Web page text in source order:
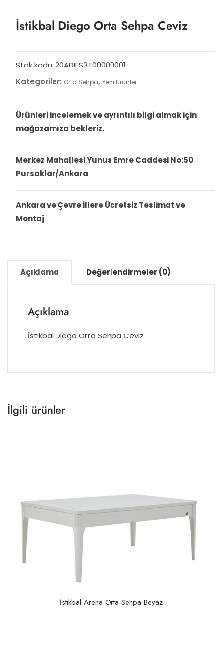
İstikbal Diego Orta Sehpa Ceviz
Stok kodu: 20ADIES3T00000001
Kategoriler: Orta Sehpa, Yeni Ürünler
Ürünleri incelemek ve ayrıntılı bilgi almak için
mağazamıza bekleriz.
Merkez Mahallesi Yunus Emre Caddesi No:50
Pursaklar/Ankara
Ankara ve Çevre İllere Ücretsiz Teslimat ve
Montaj
Açıklama Değerlendirmeler (0)
Açıklama
İstikbal Diego Orta Sehpa Ceviz
İlgili ürünler
İstikbal Arena Orta Sehpa Beyaz